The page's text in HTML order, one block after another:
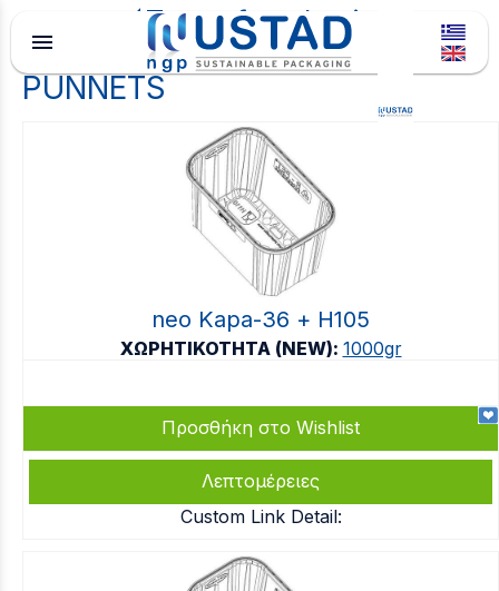
menu
Type of packaging
PUNNETS
neo Kapa-36 + Η105
ΧΩΡΗΤΙΚΟΤΗΤΑ (NEW): 1000gr
Προσθήκη στο Wishlist
Λεπτομέρειες
Custom Link Detail: